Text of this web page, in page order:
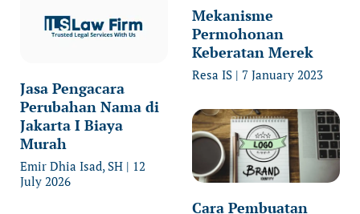
Jasa Pengacara
Perubahan Nama di
Jakarta I Biaya
Murah
Emir Dhia Isad, SH
12
July 2026
Mekanisme
Permohonan
Keberatan Merek
Resa IS 7 January 2023
Cara Pembuatan